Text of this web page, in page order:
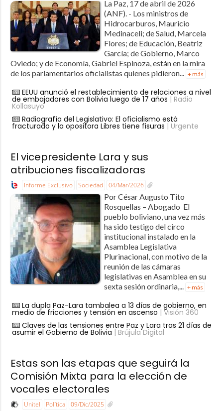
La Paz, 17 de abril de 2026
(ANF). - Los ministros de
Hidrocarburos, Mauricio
Medinaceli; de Salud, Marcela
Flores; de Educación, Beatriz
García; de Gobierno, Marco
Oviedo; y de Economía, Gabriel Espinoza, están en la mira
de los parlamentarios oficialistas quienes pidieron...
+ más
EEUU anunció el restablecimiento de relaciones a nivel
de embajadores con Bolivia luego de 17 años | Radio
Kollasuyo
Radiografía del Legislativo: El oficialismo está
fracturado y la opositora Libres tiene fisuras | Urgente
El vicepresidente Lara y sus
atribuciones fiscalizadoras
Informe Exclusivo Sociedad 04/Mar/2026
Por César Augusto Tito
Rosquellas – Abogado El
pueblo boliviano, una vez más
ha sido testigo del circo
institucional instalado en la
Asamblea Legislativa
Plurinacional, con motivo de la
reunión de las cámaras
legislativas en Asamblea en su
sexta sesión ordinaria,... + más
La dupla Paz-Lara tambalea a 13 días de gobierno, en
medio de fricciones y tensión en ascenso | Visión 360
Claves de las tensiones entre Paz y Lara tras 21 días de
asumir el Gobierno de Bolivia | Brújula Digital
Estas son las etapas que seguirá la
Comisión Mixta para la elección de
vocales electorales
Unitel Política 09/Dic/2025